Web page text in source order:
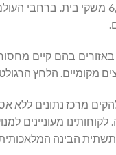
בהם קיים
מקומיים. הלחץ
מעוניינים
תשתית הבינה